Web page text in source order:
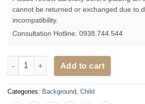
cannot be returned or exchanged due to
incompatibility.
Consultation Hotline: 0938.744.544
20 Background phông nền trẻ em chủ
Add to cart
Categories: Background, Child